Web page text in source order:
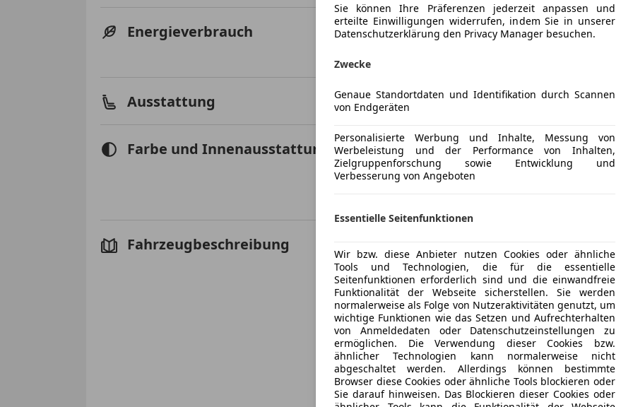
Energieverbrauch Anderer Energieträger
Strom
Elektrische Reichweite
Ausstattung Komfort
Armlehne
Einparkhilfe
Getönte
Head-up
Lichtsensor
Mehr anzeigen
Farbe und Innenausstattung Außenfarbe
Schwarz
Farbe laut Hersteller
AGATE
Fahrzeugbeschreibung Herzlich Willkommen bei MVC-
Angeboten wird ein Ford Kuga 2,5 Duratec PHEV
und einer TOP-Ausstattung.
Eine auf Sie maßgeschneiderte Finanzierung ist
selbstverständlich möglich.
Gerne tauschen wir Ihren gebrauchten zu fairen
Sie können Ihre Präferenzen jederzeit anpassen und
erteilte Einwilligungen widerrufen, indem Sie in unserer
Datenschutzerklärung den Privacy Manager besuchen.
Zwecke
Genaue Standortdaten und Identifikation durch Scannen
von Endgeräten
Personalisierte Werbung und Inhalte, Messung von
Werbeleistung und der Performance von Inhalten,
Zielgruppenforschung sowie Entwicklung und
Verbesserung von Angeboten
Essentielle Seitenfunktionen
Wir bzw. diese Anbieter nutzen Cookies oder ähnliche
Tools und Technologien, die für die essentielle
Seitenfunktionen erforderlich sind und die einwandfreie
Funktionalität der Webseite sicherstellen. Sie werden
normalerweise als Folge von Nutzeraktivitäten genutzt, um
wichtige Funktionen wie das Setzen und Aufrechterhalten
von Anmeldedaten oder Datenschutzeinstellungen zu
ermöglichen. Die Verwendung dieser Cookies bzw.
ähnlicher Technologien kann normalerweise nicht
abgeschaltet werden. Allerdings können bestimmte
Browser diese Cookies oder ähnliche Tools blockieren oder
Sie darauf hinweisen. Das Blockieren dieser Cookies oder